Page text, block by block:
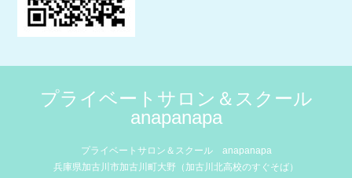
プライベートサロン＆スクール
anapanapa
プライベートサロン＆スクール anapanapa
兵庫県加古川市加古川町大野（加古川北高校のすぐそば）